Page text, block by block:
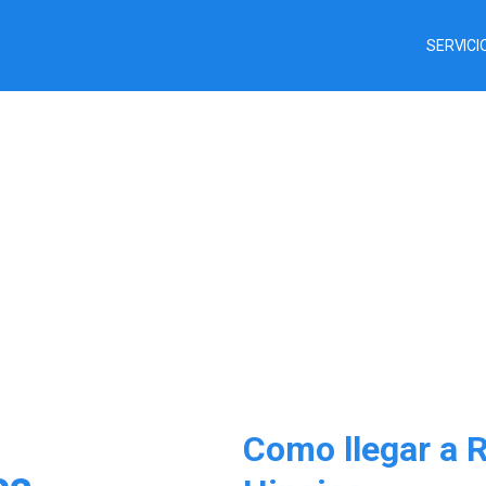
Como llegar a